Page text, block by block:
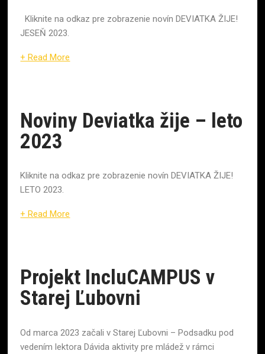
Kliknite na odkaz pre zobrazenie novín DEVIATKA ŽIJE!
JESEŇ 2023.
+ Read More
Noviny Deviatka žije – leto
2023
Kliknite na odkaz pre zobrazenie novín DEVIATKA ŽIJE!
LETO 2023.
+ Read More
Projekt IncluCAMPUS v
Starej Ľubovni
Od marca 2023 začali v Starej Ľubovni – Podsadku pod
vedením lektora Dávida aktivity pre mládež v rámci